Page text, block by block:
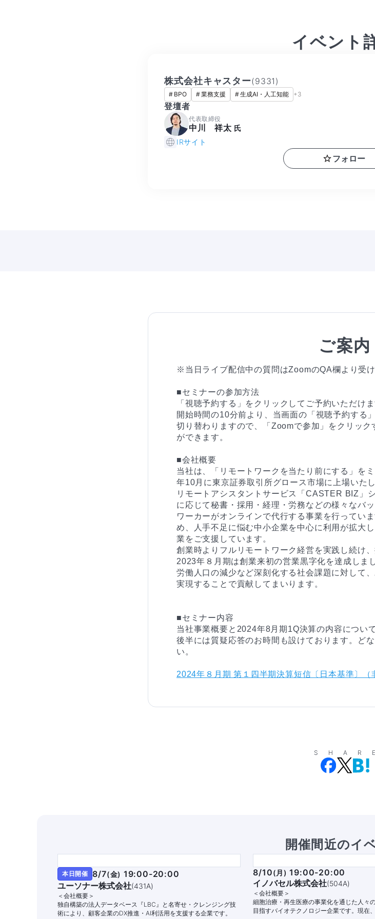
イベント
株式会社キャスター(9331 )
# BPO #業務支援 #生成AI・人工知能 +3
登壇者
代表取締役
中川 祥太 氏
IRサイト
フォロー
ご案内
※当日ライブ配信中の質問はZoomのQA欄より受
■セミナーの参加方法
「視聴予約する」をクリックしてご予約いただけま
開始時間の10分前より、当画面の「視聴予約する
切り替わりますので、「Zoomで参加」をクリック
ができます。
■会社概要
当社は、「リモートワークを当たり前にする」を
年10月に東京証券取引所グロース市場に上場いたし
リモートアシスタントサービス「CASTER BIZ」
に応じて秘書・採用・経理・労務などの様々なバ
ワーカーがオンラインで代行する事業を行ってい
め、人手不足に悩む中小企業を中心に利用が拡大
業をご支援しています。
創業時よりフルリモートワーク経営を実践し続け
2023年８月期は創業来初の営業黒字化を達成しま
労働人口の減少など深刻化する社会課題に対して
実現することで貢献してまいります。
■セミナー内容
当社事業概要と2024年8月期1Q決算の内容につい
後半には質疑応答のお時間も設けております。ど
2024年８月期 第１四半期決算短信〔日本基準〕（
開催間近のイ
本日開催 8/7(金) 19:00-20:00
ユーソナー株式会社(431A)
＜会社概要＞
独自構築の法人データベース『LBC』と名寄せ・クレンジング技
術により、顧客企業のDX推進・AI利活用を支援する企業です。
8/10( 月) 19:00-20:00
イノバセル株式会社(504A)
＜会社概要＞
細胞治療・再生医療の事業化を通じた人々
目指すバイオテクノロジー企業です。現在